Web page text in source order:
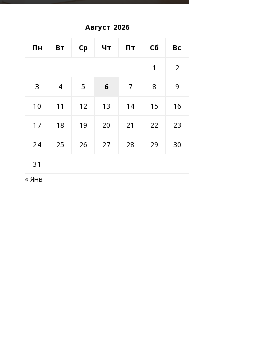
Август 2026
Пн Вт Ср Чт Пт Сб Вс
1
2
3
4 5 6 7 8
9
10
11 12 13 14 15
16
17
18 19 20 21 22
23
24
25 26 27 28 29
30
31
« Янв